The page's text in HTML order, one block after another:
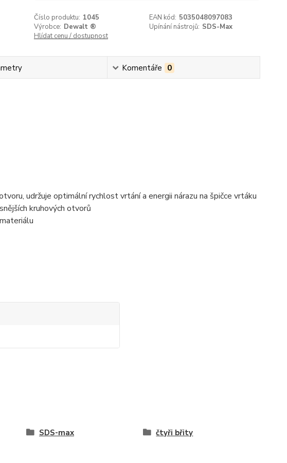
Číslo produktu: 1045 EAN kód: 5035048097083
Výrobce: Dewalt ® Upínání nástrojů: SDS-Max
Hlídat cenu / dostupnost
Komentáře 0
udržuje optimální rychlost vrtání a energii nárazu na špičce vrtáku
kruhových otvorů
SDS-max čtyři břity